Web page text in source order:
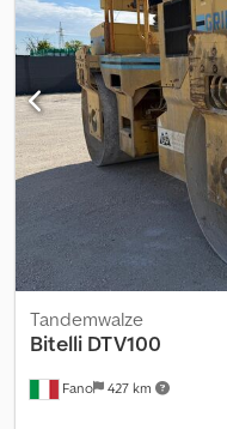
der allgemeinen
Gewährleistung im
ist die Beschreibung
generell ohne neue TÜV-
erwünscht, unterbreiten
Partnerwerkstätten!
und/oder beschriftet sein.
und
Fano 427 km
Tandemwalze
Bitelli DTV100